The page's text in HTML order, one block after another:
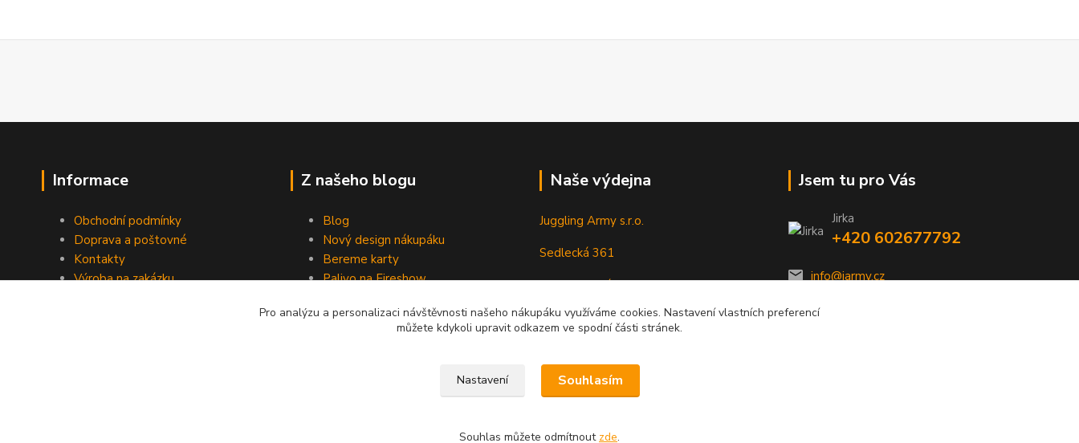
Informace
Obchodní podmínky
Doprava a poštovné
Kontakty
Výroba na zakázku
Z našeho blogu
Blog
Nový design nákupáku
Bereme karty
Palivo na Fireshow
Naše výdejna
Juggling Army s.r.o.
Sedlecká 361
28401 Kutná Hora
Jsem tu pro Vás
Jirka
+420 602677792
info@jarmy.cz
Pro analýzu a personalizaci návštěvnosti našeho nákupáku využíváme cookies. Nastavení vlastních preferencí
můžete kdykoli upravit odkazem ve spodní části stránek.
Nastavení Souhlasím
Souhlas můžete odmítnout zde.